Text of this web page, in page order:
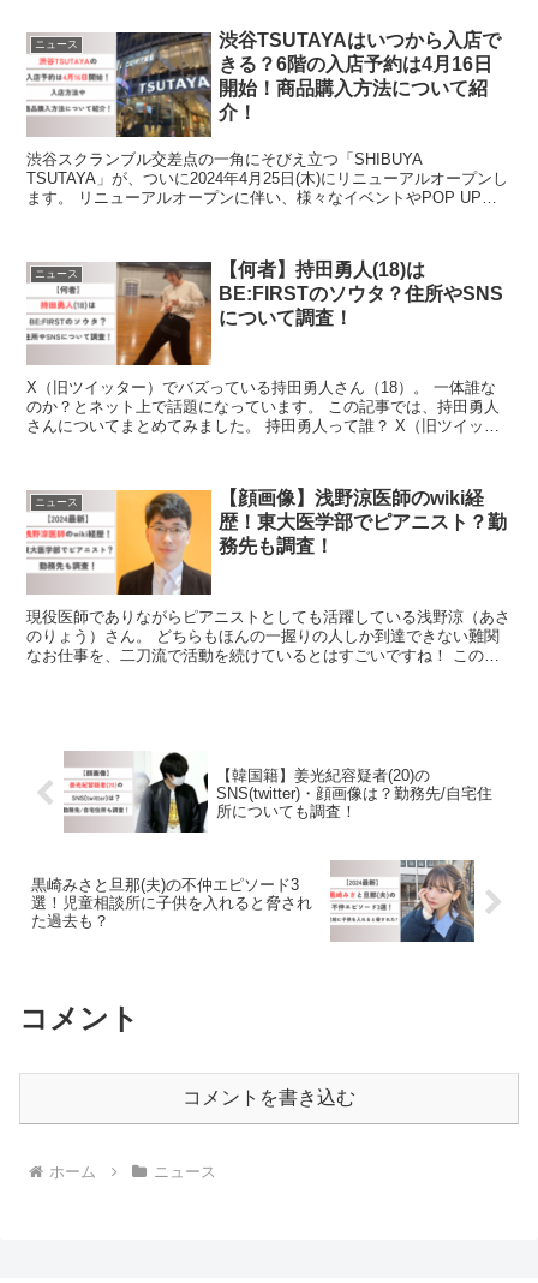
ニュース
渋谷TSUTAYAはいつから入店で
きる？6階の入店予約は4月16日
開始！商品購入方法について紹
介！
渋谷スクランブル交差点の一角にそびえ立つ「SHIBUYA
TSUTAYA」が、ついに2024年4月25日(木)にリニューアルオープンし
ます。 リニューアルオープンに伴い、様々なイベントやPOP UP
ニュース
【何者】持田勇人(18)は
BE:FIRSTのソウタ？住所やSNS
について調査！
X（旧ツイッター）でバズっている持田勇人さん（18）。 一体誰な
のか？とネット上で話題になっています。 この記事では、持田勇人
さんについてまとめてみました。 持田勇人って誰？ X（旧ツイッタ
ニュース
【顔画像】浅野涼医師のwiki経
歴！東大医学部でピアニスト？勤
務先も調査！
現役医師でありながらピアニストとしても活躍している浅野涼（あさ
のりょう）さん。 どちらもほんの一握りの人しか到達できない難関
なお仕事を、二刀流で活動を続けているとはすごいですね！ この記
【韓国籍】姜光紀容疑者(20)の
SNS(twitter)・顔画像は？勤務先/自宅住
所についても調査！
黒崎みさと旦那(夫)の不仲エピソード3
選！児童相談所に子供を入れると脅され
た過去も？
コメント
コメントを書き込む
ホーム ニュース